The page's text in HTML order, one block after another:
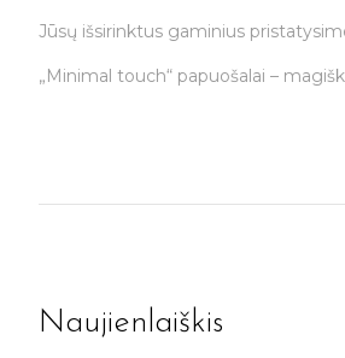
Jūsų išsirinktus gaminius
„Minimal touch“ papuošalai –
Naujienlaiškis